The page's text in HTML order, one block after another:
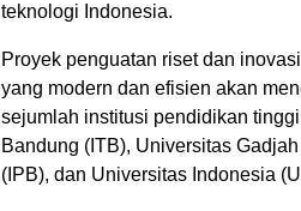
teknologi Indonesia.
Proyek penguatan riset dan
yang modern dan efisien akan
sejumlah institusi pendidikan
Bandung (ITB), Universitas
(IPB), dan Universitas Indonesia